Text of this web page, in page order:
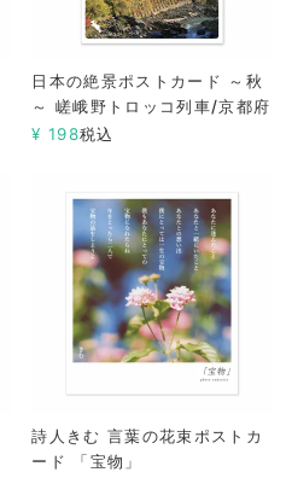
日本の絶景ポストカード ～秋
～ 嵯峨野トロッコ列車/京都府
¥ 198税込
詩人きむ 言葉の花束ポストカ
ード 「宝物」